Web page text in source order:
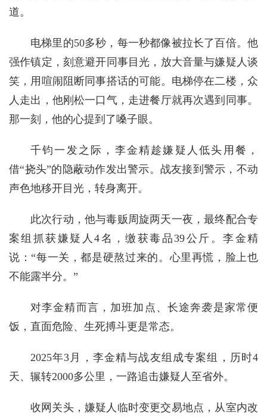
道。
电梯里的50多秒，每一秒都像被拉长了百倍。他
强作镇定，刻意避开同事目光，放大音量与嫌疑人谈
笑，用喧闹阻断同事搭话的可能。电梯停在二楼，众
人走出，他刚松一口气，走进餐厅就再次遇到同事。
那一刻，他的心提到了嗓子眼。
千钧一发之际，李金精趁嫌疑人低头用餐，
借“挠头”的隐蔽动作发出警示。战友接到警示，不动
声色地移开目光，转身离开。
此次行动，他与毒贩周旋两天一夜，最终配合专
案组抓获嫌疑人4名，缴获毒品39公斤。李金精
说：“每一关，都是硬熬过来的。心里再慌，脸上也
不能露半分。”
对李金精而言，加班加点、长途奔袭是家常便
饭，直面危险、生死搏斗更是常态。
2025年3月，李金精与战友组成专案组，历时4
天、辗转2000多公里，一路追击嫌疑人至省外。
收网关头，嫌疑人临时变更交易地点，从室内改